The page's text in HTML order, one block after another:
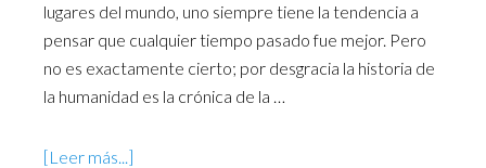
lugares del mundo, uno siempre tiene la tendencia a
pensar que cualquier tiempo pasado fue mejor. Pero
no es exactamente cierto; por desgracia la historia de
la humanidad es la crónica de la …
[Leer más...]